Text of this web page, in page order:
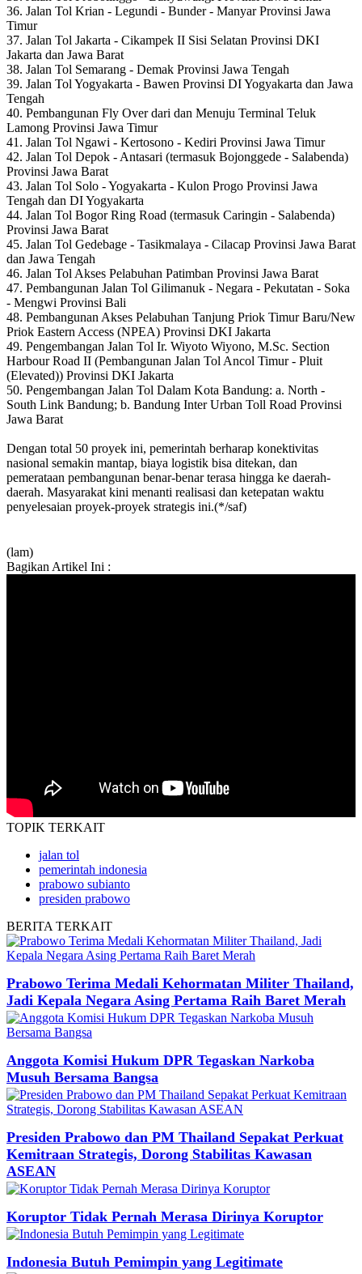
36. Jalan Tol Krian - Legundi - Bunder - Manyar Provinsi Jawa
Timur
37. Jalan Tol Jakarta - Cikampek II Sisi Selatan Provinsi DKI
Jakarta dan Jawa Barat
38. Jalan Tol Semarang - Demak Provinsi Jawa Tengah
39. Jalan Tol Yogyakarta - Bawen Provinsi DI Yogyakarta dan Jawa
Tengah
40. Pembangunan Fly Over dari dan Menuju Terminal Teluk
Lamong Provinsi Jawa Timur
41. Jalan Tol Ngawi - Kertosono - Kediri Provinsi Jawa Timur
42. Jalan Tol Depok - Antasari (termasuk Bojonggede - Salabenda)
Provinsi Jawa Barat
43. Jalan Tol Solo - Yogyakarta - Kulon Progo Provinsi Jawa
Tengah dan DI Yogyakarta
44. Jalan Tol Bogor Ring Road (termasuk Caringin - Salabenda)
Provinsi Jawa Barat
45. Jalan Tol Gedebage - Tasikmalaya - Cilacap Provinsi Jawa Barat
dan Jawa Tengah
46. Jalan Tol Akses Pelabuhan Patimban Provinsi Jawa Barat
47. Pembangunan Jalan Tol Gilimanuk - Negara - Pekutatan - Soka
- Mengwi Provinsi Bali
48. Pembangunan Akses Pelabuhan Tanjung Priok Timur Baru/New
Priok Eastern Access (NPEA) Provinsi DKI Jakarta
49. Pengembangan Jalan Tol Ir. Wiyoto Wiyono, M.Sc. Section
Harbour Road II (Pembangunan Jalan Tol Ancol Timur - Pluit
(Elevated)) Provinsi DKI Jakarta
50. Pengembangan Jalan Tol Dalam Kota Bandung: a. North -
South Link Bandung; b. Bandung Inter Urban Toll Road Provinsi
Jawa Barat
Dengan total 50 proyek ini, pemerintah berharap konektivitas
nasional semakin mantap, biaya logistik bisa ditekan, dan
pemerataan pembangunan benar-benar terasa hingga ke daerah-
daerah. Masyarakat kini menanti realisasi dan ketepatan waktu
penyelesaian proyek-proyek strategis ini.(*/saf)
(lam)
Bagikan Artikel Ini :
TOPIK TERKAIT
jalan tol
pemerintah indonesia
prabowo subianto
presiden prabowo
BERITA TERKAIT
Prabowo Terima Medali Kehormatan Militer Thailand,
Jadi Kepala Negara Asing Pertama Raih Baret Merah
Anggota Komisi Hukum DPR Tegaskan Narkoba
Musuh Bersama Bangsa
Presiden Prabowo dan PM Thailand Sepakat Perkuat
Kemitraan Strategis, Dorong Stabilitas Kawasan
ASEAN
Koruptor Tidak Pernah Merasa Dirinya Koruptor
Indonesia Butuh Pemimpin yang Legitimate